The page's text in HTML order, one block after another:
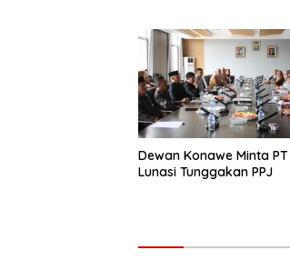
Dewan Konawe Minta PT
Lunasi Tunggakan PPJ